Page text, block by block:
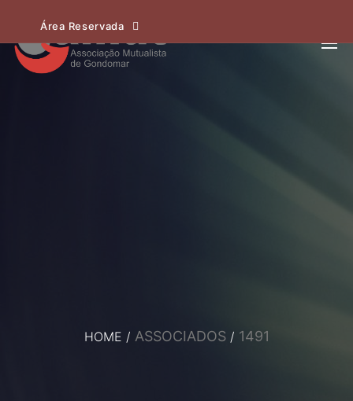
Área Reservada
HOME / ASSOCIADOS / 1491